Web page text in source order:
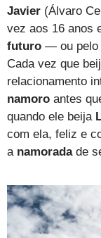
Javier (Álvaro
vez aos 16 anos
futuro — ou pelo
Cada vez que
relacionamento
namoro antes
quando ele beija
com ela, feliz e
a namorada de